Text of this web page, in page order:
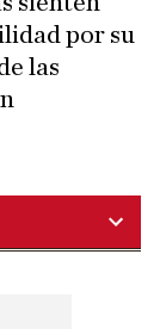
por su
las